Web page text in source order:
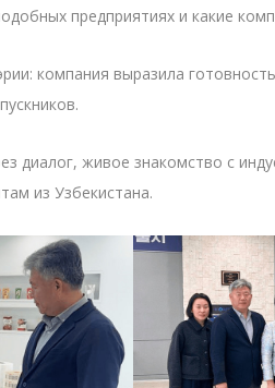
предприятиях и какие
компания выразила
диалог, живое знакомство с
из Узбекистана.